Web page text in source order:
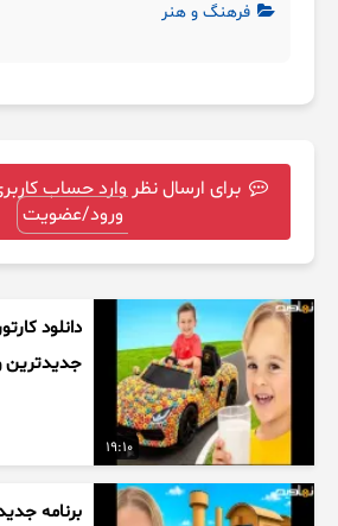
فرهنگ و هنر
برای ارسال نظر وارد حساب
ورود/عضویت
19:10
دانلود
جدیدترین
برنامه